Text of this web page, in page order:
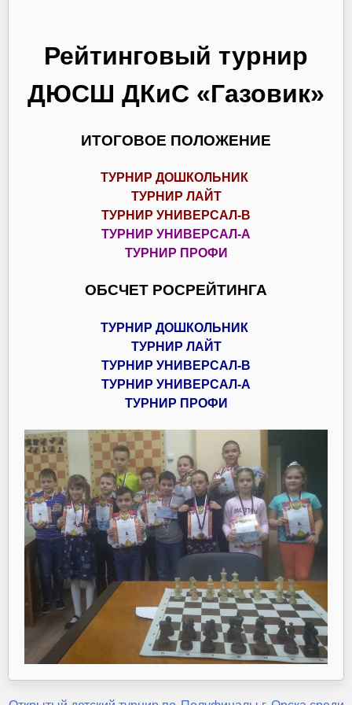
Рейтинговый турнир
ДЮСШ ДКиС «Газовик»
ИТОГОВОЕ ПОЛОЖЕНИЕ
ТУРНИР ДОШКОЛЬНИК
ТУРНИР ЛАЙТ
ТУРНИР УНИВЕРСАЛ-В
ТУРНИР УНИВЕРСАЛ-А
ТУРНИР ПРОФИ
ОБСЧЕТ РОСРЕЙТИНГА
ТУРНИР ДОШКОЛЬНИК
ТУРНИР ЛАЙТ
ТУРНИР УНИВЕРСАЛ-В
ТУРНИР УНИВЕРСАЛ-А
ТУРНИР ПРОФИ